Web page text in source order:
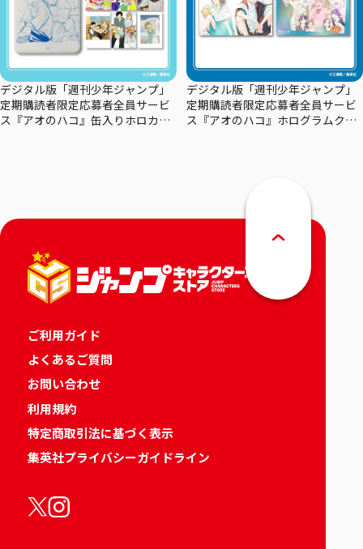
デジタル版「週刊少年ジャンプ」
定期購読者限定応募者全員サービ
ス『アオのハコ』缶入りホロカー
デジタル版「週刊少年ジャンプ」
定期購読者限定応募者全員サービ
ス『アオのハコ』ホログラムクリ
ご利用ガイド
よくあるご質問
お問い合わせ
利用規約
特定商取引法に基づく表示
集英社プライバシーガイドライン